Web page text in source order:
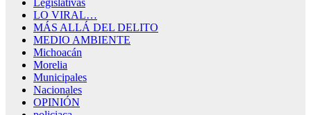
LO VIRAL…
MÁS ALLÁ DEL DELITO
MEDIO AMBIENTE
Michoacán
Morelia
Municipales
Nacionales
OPINIÓN